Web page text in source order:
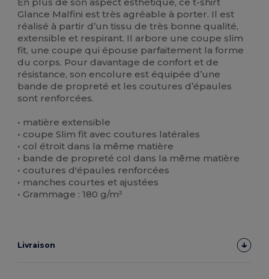
Glance Malfini est très agréable à porter. Il est
réalisé à partir d’un tissu de très bonne qualité,
extensible et respirant. Il arbore une coupe slim
fit, une coupe qui épouse parfaitement la forme
du corps. Pour davantage de confort et de
résistance, son encolure est équipée d’une
bande de propreté et les coutures d’épaules
sont renforcées.
• matière extensible
• coupe Slim fit avec coutures latérales
• col étroit dans la même matière
• bande de propreté col dans la même matière
• coutures d'épaules renforcées
• manches courtes et ajustées
• Grammage : 180 g/m²
Livraison